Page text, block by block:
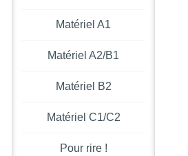
Matériel A1
Matériel A2/B1
Matériel B2
Matériel C1/C2
Pour rire !